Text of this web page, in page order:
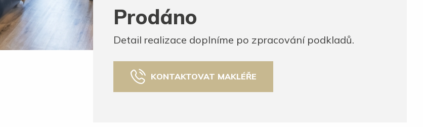
Prodáno
Detail realizace doplníme po zpracování podkladů.
KONTAKTOVAT MAKLÉŘE